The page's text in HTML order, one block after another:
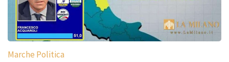
Marche Politica